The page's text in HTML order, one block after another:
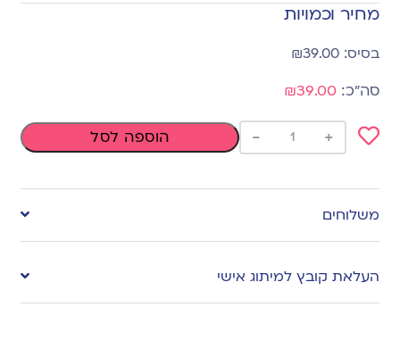
מחיר וכמויות
₪39.00
₪39.00
to
wishlist
+
- הוספה לסל
משלוחים
העלאת קובץ למיתוג אישי